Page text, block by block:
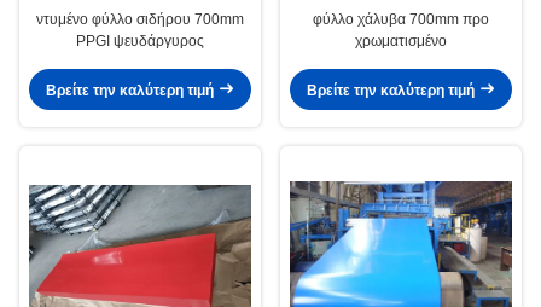
ντυμένο φύλλο σιδήρου 700mm
PPGI ψευδάργυρος
Βρείτε την καλύτερη τιμή
φύλλο χάλυβα 700mm προ
χρωματισμένο
Βρείτε την καλύτερη τιμή